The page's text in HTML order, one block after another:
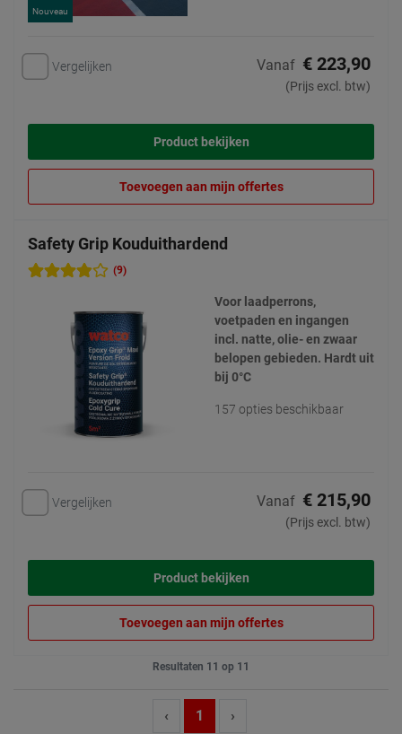
Nouveau
Vergelijken Vanaf € 223,90
(Prijs excl. btw)
Product bekijken
Toevoegen aan mijn offertes
Safety Grip Kouduithardend
(9)
Voor laadperrons,
voetpaden en ingangen
incl. natte, olie- en zwaar
belopen gebieden. Hardt uit
bij 0°C
157 opties beschikbaar
Vergelijken Vanaf € 215,90
(Prijs excl. btw)
Product bekijken
Toevoegen aan mijn offertes
Resultaten 11 op 11
‹ 1 ›